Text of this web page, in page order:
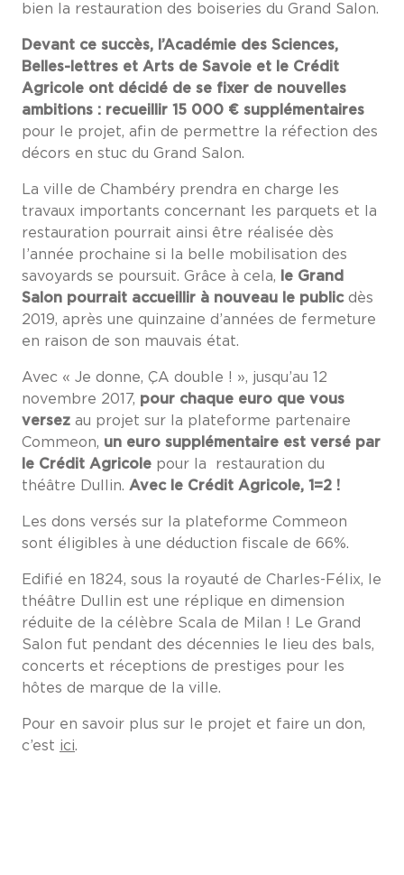
bien la restauration des boiseries du Grand Salon.
Devant ce succès, l’Académie des Sciences,
Belles-lettres et Arts de Savoie et le Crédit
Agricole ont décidé de se fixer de nouvelles
ambitions : recueillir 15 000 € supplémentaires
pour le projet, afin de permettre la réfection des
décors en stuc du Grand Salon.
La ville de Chambéry prendra en charge les
travaux importants concernant les parquets et la
restauration pourrait ainsi être réalisée dès
l’année prochaine si la belle mobilisation des
savoyards se poursuit. Grâce à cela, le Grand
Salon pourrait accueillir à nouveau le public dès
2019, après une quinzaine d’années de fermeture
en raison de son mauvais état.
Avec « Je donne, ÇA double ! », jusqu’au 12
novembre 2017, pour chaque euro que vous
versez au projet sur la plateforme partenaire
Commeon, un euro supplémentaire est versé par
le Crédit Agricole pour la restauration du
théâtre Dullin. Avec le Crédit Agricole, 1=2 !
Les dons versés sur la plateforme Commeon
sont éligibles à une déduction fiscale de 66%.
Edifié en 1824, sous la royauté de Charles-Félix, le
théâtre Dullin est une réplique en dimension
réduite de la célèbre Scala de Milan ! Le Grand
Salon fut pendant des décennies le lieu des bals,
concerts et réceptions de prestiges pour les
hôtes de marque de la ville.
Pour en savoir plus sur le projet et faire un don,
c’est ici.